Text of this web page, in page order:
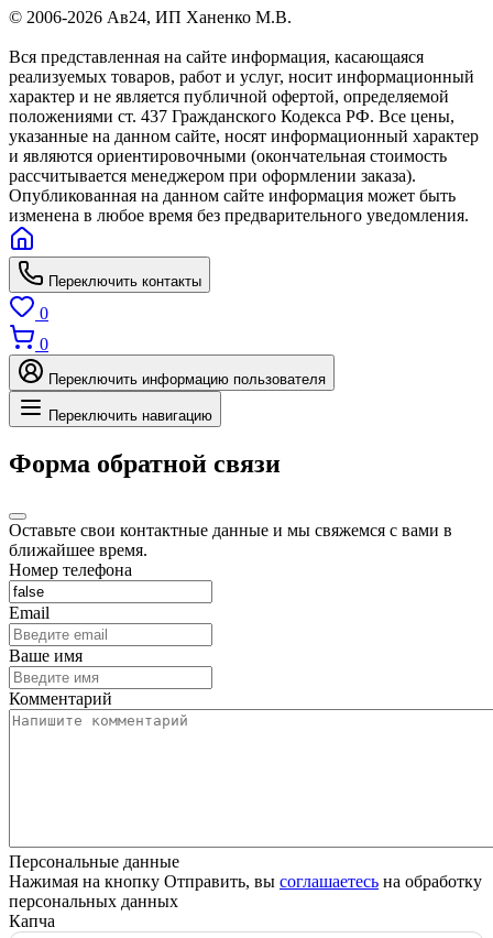
© 2006-2026 Ав24, ИП Ханенко М.В.
Вся представленная на сайте информация, касающаяся
реализуемых товаров, работ и услуг, носит информационный
характер и не является публичной офертой, определяемой
положениями ст. 437 Гражданского Кодекса РФ. Все цены,
указанные на данном сайте, носят информационный характер
и являются ориентировочными (окончательная стоимость
рассчитывается менеджером при оформлении заказа).
Опубликованная на данном сайте информация может быть
изменена в любое время без предварительного уведомления.
Переключить контакты
0
0
Переключить информацию пользователя
Переключить навигацию
Форма обратной связи
Оставьте свои контактные данные и мы свяжемся с вами в
ближайшее время.
Номер телефона
Email
Ваше имя
Комментарий
Персональные данные
Нажимая на кнопку Отправить, вы соглашаетесь на обработку
персональных данных
Капча